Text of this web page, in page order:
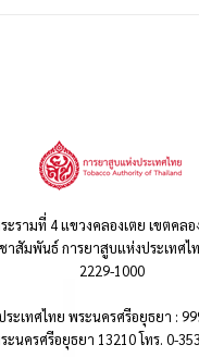
รามที่ 4 แขวงคลองเตย เขตคลอ
าสัมพันธ์ การยาสูบแห่งประเทศไ
2229-1000
ะเทศไทย พระนครศรีอยุธยา :
ะนครศรีอยุธยา 13210 โทร. 0-